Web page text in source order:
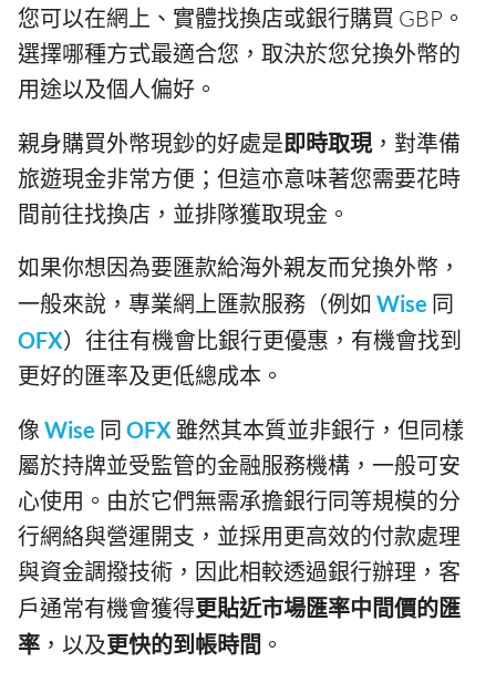
您可以在網上、實體找換店或銀行購買 GBP。
選擇哪種方式最適合您，取決於您兌換外幣的
用途以及個人偏好。
親身購買外幣現鈔的好處是即時取現，對準備
旅遊現金非常方便；但這亦意味著您需要花時
間前往找換店，並排隊獲取現金。
如果你想因為要匯款給海外親友而兌換外幣，
一般來說，專業網上匯款服務（例如 Wise 同
OFX）往往有機會比銀行更優惠，有機會找到
更好的匯率及更低總成本。
像 Wise 同 OFX 雖然其本質並非銀行，但同樣
屬於持牌並受監管的金融服務機構，一般可安
心使用。由於它們無需承擔銀行同等規模的分
行網絡與營運開支，並採用更高效的付款處理
與資金調撥技術，因此相較透過銀行辦理，客
戶通常有機會獲得更貼近市場匯率中間價的匯
率 ，以及更快的到帳時間 。